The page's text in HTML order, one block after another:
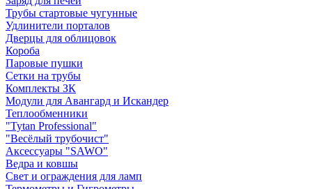
Трубы стартовые чугунные
Удлинители порталов
Дверцы для облицовок
Короба
Паровые пушки
Сетки на трубы
Комплекты ЗК
Модули для Авангард и Искандер
Теплообменники
"Tytan Professional"
"Весёлый трубочист"
Аксессуары "SAWO"
Ведра и ковшы
Свет и ограждения для ламп